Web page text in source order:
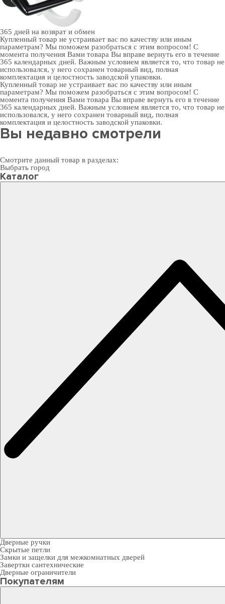
365 дней на возврат и обмен
Купленный товар не устраивает вас по качеству или иным
параметрам? Мы поможем разобраться с этим вопросом! С
момента получения Вами товара Вы вправе вернуть его в течение
365 календарных дней. Важным условием является то, что товар не
использовался, у него сохранен товарный вид, полная
комплектация и целостность заводской упаковки.
Купленный товар не устраивает вас по качеству или иным
параметрам? Мы поможем разобраться с этим вопросом! С
момента получения Вами товара Вы вправе вернуть его в течение
365 календарных дней. Важным условием является то, что товар не
использовался, у него сохранен товарный вид, полная
комплектация и целостность заводской упаковки.
Вы недавно смотрели
Смотрите данный товар в разделах:
Выбрать город
Каталог
Дверные ручки
Скрытые петли
Замки и защелки для межкомнатных дверей
Завертки сантехнические
Дверные ограничители
Покупателям